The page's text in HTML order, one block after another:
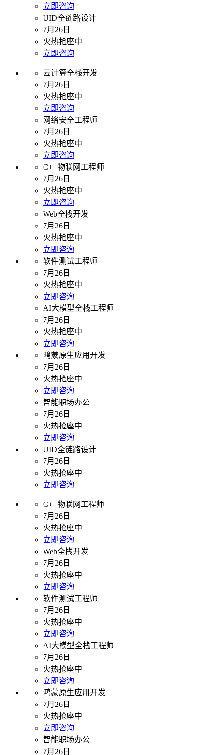
立即咨询
UID全链路设计
7月26日
火热抢座中
立即咨询
云计算全栈开发
7月26日
火热抢座中
立即咨询
网络安全工程师
7月26日
火热抢座中
立即咨询
C++物联网工程师
7月26日
火热抢座中
立即咨询
Web全栈开发
7月26日
火热抢座中
立即咨询
软件测试工程师
7月26日
火热抢座中
立即咨询
AI大模型全栈工程师
7月26日
火热抢座中
立即咨询
鸿蒙原生应用开发
7月26日
火热抢座中
立即咨询
智能职场办公
7月26日
火热抢座中
立即咨询
UID全链路设计
7月26日
火热抢座中
立即咨询
C++物联网工程师
7月26日
火热抢座中
立即咨询
Web全栈开发
7月26日
火热抢座中
立即咨询
软件测试工程师
7月26日
火热抢座中
立即咨询
AI大模型全栈工程师
7月26日
火热抢座中
立即咨询
鸿蒙原生应用开发
7月26日
火热抢座中
立即咨询
智能职场办公
7月26日